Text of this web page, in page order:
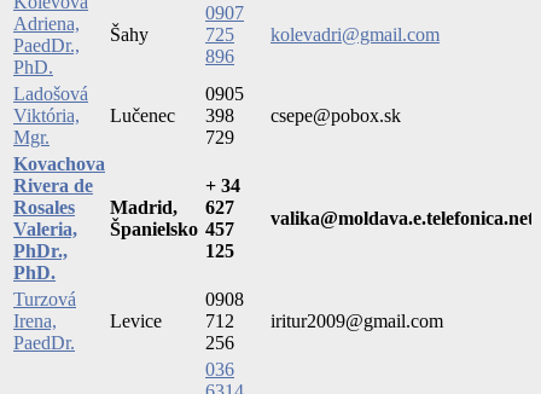
Adriena,
PaedDr.,
PhD.
Šahy
0907
725
896
kolevadri@gmail.com
Ladošová
Viktória,
Mgr.
Lučenec
0905
398
729
csepe@pobox.sk
Kovachova
Rivera de
Rosales
Valeria,
PhDr.,
PhD.
Madrid,
Španielsko
+ 34
627
457
125
valika@moldava.e.telefonica.net
Turzová
Irena,
PaedDr.
Levice
0908
712
256
iritur2009@gmail.com
036